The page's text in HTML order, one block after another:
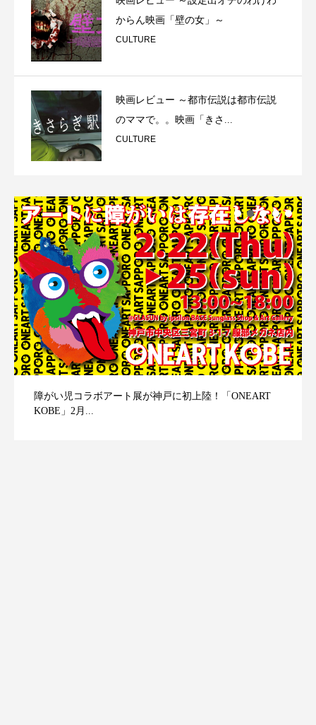
からん映画「壁の女」～
CULTURE
映画レビュー ～都市伝説は都市伝説
のママで。。映画「きさ...
CULTURE
障がい児コラボアート展が神戸に初上陸！「ONEART
KOBE」2月...